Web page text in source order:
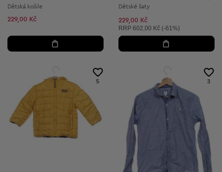
Dětská košile
229,00 Kč
Dětské šaty
229,00 Kč
Doporučená cena:
RRP 602,00 Kč (-61%)
5 3